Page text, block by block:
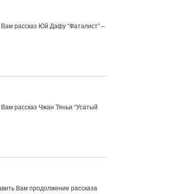
рассказ Юй Дафу “Фаталист” –
рассказ Чжан Тяньи “Усатый
Вам продолжение рассказа